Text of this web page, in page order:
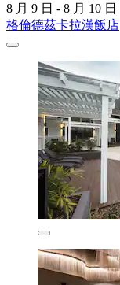
8 月 9 日 - 8 月 10 日
格倫德茲卡拉漢飯店